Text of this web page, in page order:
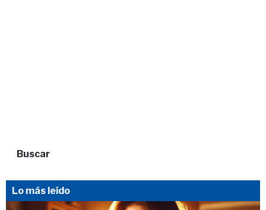
Buscar
Lo más leído